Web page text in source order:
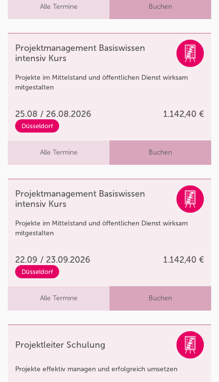
Alle Termine Buchen
Projektmanagement Basiswissen
intensiv Kurs
Projekte im Mittelstand und öffentlichen Dienst wirksam
mitgestalten
25.08 / 26.08.2026 1.142,40 €
Düsseldorf
Alle Termine Buchen
Projektmanagement Basiswissen
intensiv Kurs
Projekte im Mittelstand und öffentlichen Dienst wirksam
mitgestalten
22.09 / 23.09.2026 1.142,40 €
Düsseldorf
Alle Termine Buchen
Projektleiter Schulung
Projekte effektiv managen und erfolgreich umsetzen